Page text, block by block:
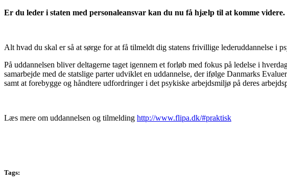
Er du leder i staten med personaleansvar kan du nu få hjælp til at komme videre.
Alt hvad du skal er så at sørge for at få tilmeldt dig statens frivillige lederuddannelse i
På uddannelsen bliver deltagerne taget igennem et forløb med fokus på ledelse i
samarbejde med de statslige parter udviklet en uddannelse, der ifølge Danmarks
samt at forebygge og håndtere udfordringer i det psykiske arbejdsmiljø på deres
Læs mere om uddannelsen og tilmelding http://www.flipa.dk/#praktisk
Tags: